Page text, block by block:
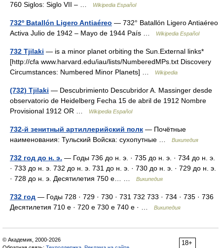
760 Siglos: Siglo VII – …
Wikipedia Español
732º Batallón Ligero Antiaéreo — 732° Batallón Ligero Antiaéreo
Activa Julio de 1942 – Mayo de 1944 País …
Wikipedia Español
732 Tjilaki — is a minor planet orbiting the Sun.External links*
[http://cfa www.harvard.edu/iau/lists/NumberedMPs.txt Discovery
Circumstances: Numbered Minor Planets] …
Wikipedia
(732) Tjilaki — Descubrimiento Descubridor A. Massinger desde
observatorio de Heidelberg Fecha 15 de abril de 1912 Nombre
Provisional 1912 OR …
Wikipedia Español
732-й зенитный артиллерийский полк — Почётные
наименования: Тульский Войска: сухопутные …
Википедия
732 год до н. э. — Годы 736 до н. э. · 735 до н. э. · 734 до н. э.
· 733 до н. э. 732 до н. э. 731 до н. э. · 730 до н. э. · 729 до н. э.
· 728 до н. э. Десятилетия 750 е… …
Википедия
732 год — Годы 728 · 729 · 730 · 731 732 733 · 734 · 735 · 736
Десятилетия 710 е · 720 е 730 е 740 е · …
Википедия
18+
© Академик, 2000-2026